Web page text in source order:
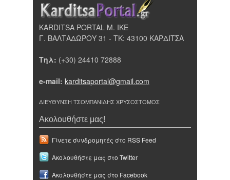
KARDITSA PORTAL Μ. ΙΚΕ
Γ. ΒΑΛΤΑΔΩΡΟΥ 31 - ΤΚ: 43100 ΚΑΡΔΙΤΣΑ
Τηλ: (+30) 24410 72888
e-mail: karditsaportal@gmail.com
ΔΙΕΥΘΥΝΣΗ ΤΣΟΜΠΑΝΙΔΗΣ ΧΡΥΣΟΣΤΟΜΟΣ
Ακολουθήστε μας!
Γίνετε συνδρομητές στο RSS Feed
Ακολουθήστε μας στο Twitter
Ακολουθήστε μας στο Facebook